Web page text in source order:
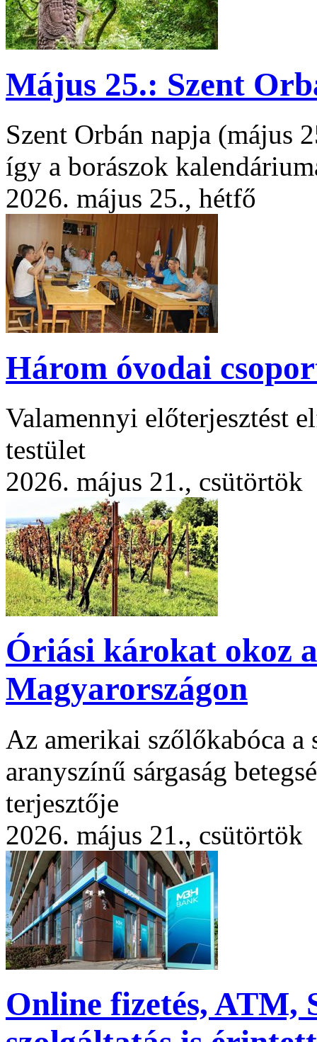
Május 25.: Szent
Szent Orbán napja (május
így a borászok
2026. május 25., hétfő
Három óvodai
Valamennyi előterjesztést
testület
2026. május 21., csütörtök
Óriási károkat okoz
Magyarországon
Az amerikai szőlőkabóca
aranyszínű sárgaság
terjesztője
2026. május 21., csütörtök
Online fizetés,